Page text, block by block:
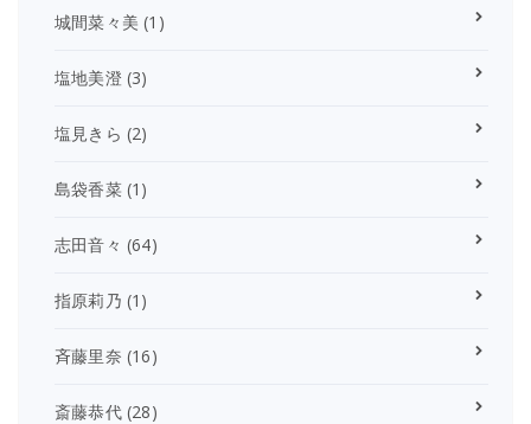
城間菜々美 (1)
塩地美澄(3)
塩見きら (2)
島袋香菜(1)
志田音々 (64)
指原莉乃 (1)
斉藤里奈 (16)
斎藤恭代(28)